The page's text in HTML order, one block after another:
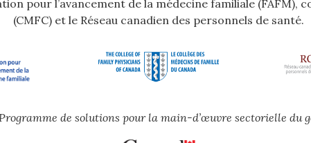
pour l’avancement de la médecine familiale (FAFM),
(CMFC) et le Réseau canadien des personnels de santé.
de solutions pour la main-d’œuvre sectorielle du